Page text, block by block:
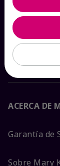
Catálogos
Preguntas
ACERCA DE
Garantía de
Sobre Mary